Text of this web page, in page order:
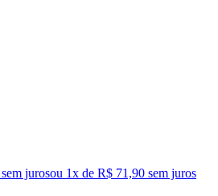
jurosou 1x de R$ 71,90 sem juros